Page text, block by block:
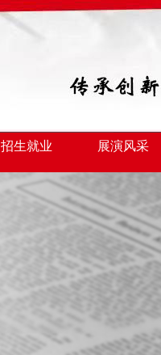
招生就业 展演风采